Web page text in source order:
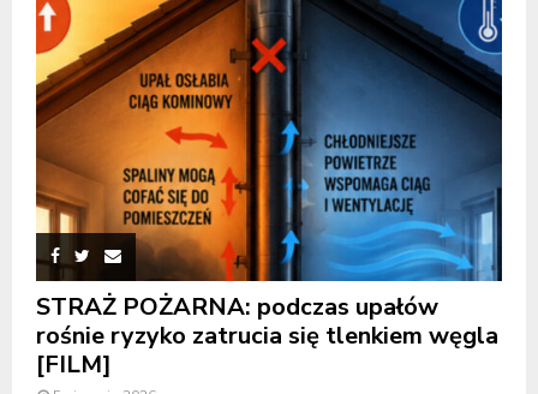
STRAŻ POŻARNA: podczas upałów
rośnie ryzyko zatrucia się tlenkiem węgla
[FILM]